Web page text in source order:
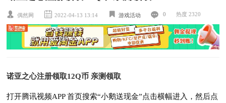
偶然网 2022-04-13 13:14 游戏活动 0 热度 2320
诺亚之心注册领取12Q币 亲测领取
打开腾讯视频APP 首页搜索“小鹅送现金”点击横幅进入，然后点